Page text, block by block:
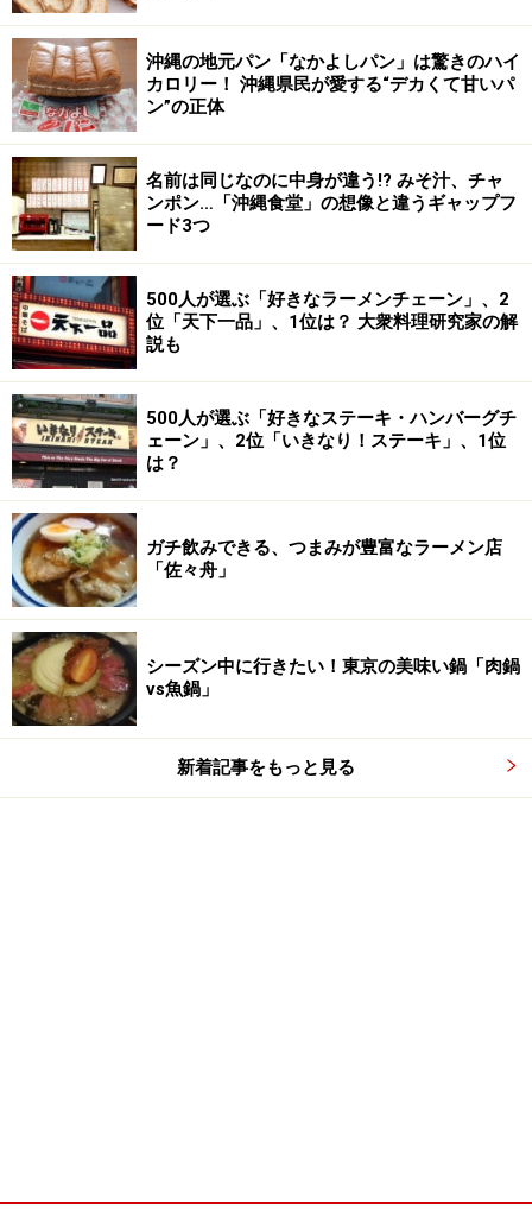
沖縄の地元パン「なかよしパン」は驚きのハイ
カロリー！ 沖縄県民が愛する“デカくて甘いパ
ン”の正体
名前は同じなのに中身が違う!? みそ汁、チャ
ンポン…「沖縄食堂」の想像と違うギャップフ
ード3つ
500人が選ぶ「好きなラーメンチェーン」、2
位「天下一品」、1位は？ 大衆料理研究家の解
説も
500人が選ぶ「好きなステーキ・ハンバーグチ
ェーン」、2位「いきなり！ステーキ」、1位
は？
ガチ飲みできる、つまみが豊富なラーメン店
「佐々舟」
シーズン中に行きたい！東京の美味い鍋「肉鍋
vs魚鍋」
新着記事をもっと見る